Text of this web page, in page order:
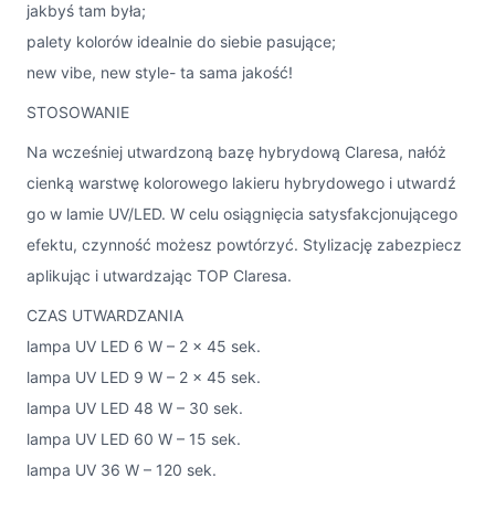
jakbyś tam była;
palety kolorów idealnie do siebie pasujące;
new vibe, new style- ta sama jakość!
STOSOWANIE
Na wcześniej utwardzoną bazę hybrydową Claresa, nałóż
cienką warstwę kolorowego lakieru hybrydowego i utwardź
go w lamie UV/LED. W celu osiągnięcia satysfakcjonującego
efektu, czynność możesz powtórzyć. Stylizację zabezpiecz
aplikując i utwardzając TOP Claresa.
CZAS UTWARDZANIA
lampa UV LED 6 W – 2 x 45 sek.
lampa UV LED 9 W – 2 x 45 sek.
lampa UV LED 48 W – 30 sek.
lampa UV LED 60 W – 15 sek.
lampa UV 36 W – 120 sek.